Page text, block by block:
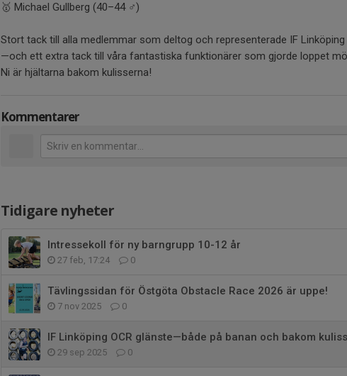
🥇 Michael Gullberg (40–44 ♂️)
Stort tack till alla medlemmar som deltog och representerade IF Linköping
—och ett extra tack till våra fantastiska funktionärer som gjorde loppet
Ni är hjältarna bakom kulisserna!
Kommentarer
Tidigare nyheter
Intressekoll för ny barngrupp 10-12 år
27 feb, 17:24 0
Tävlingssidan för Östgöta Obstacle Race 2026 är uppe!
7 nov 2025 0
IF Linköping OCR glänste—både på banan och bakom
29 sep 2025 0